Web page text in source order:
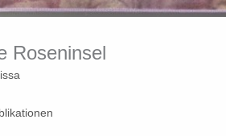
Roseninsel